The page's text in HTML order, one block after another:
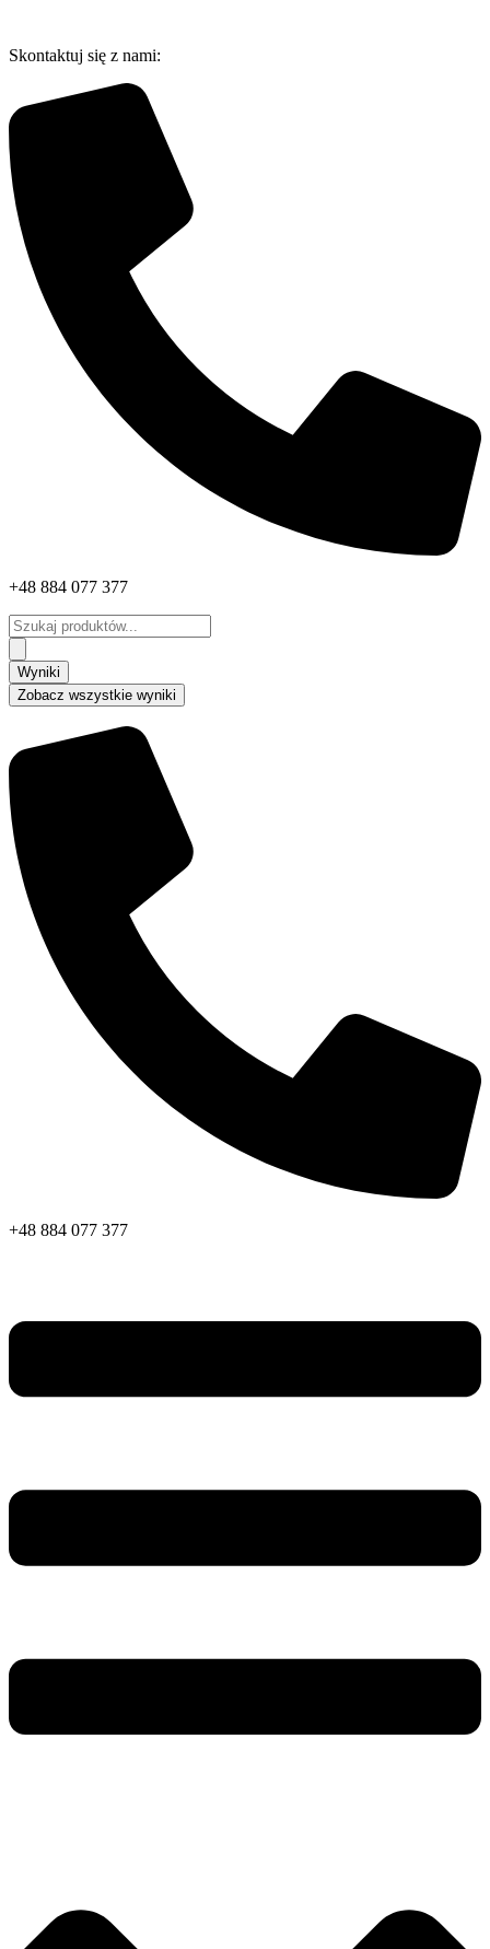
treści
Skontaktuj się z nami:
+48 884 077 377
Search
...
Wyniki
Zobacz wszystkie wyniki
+48 884 077 377